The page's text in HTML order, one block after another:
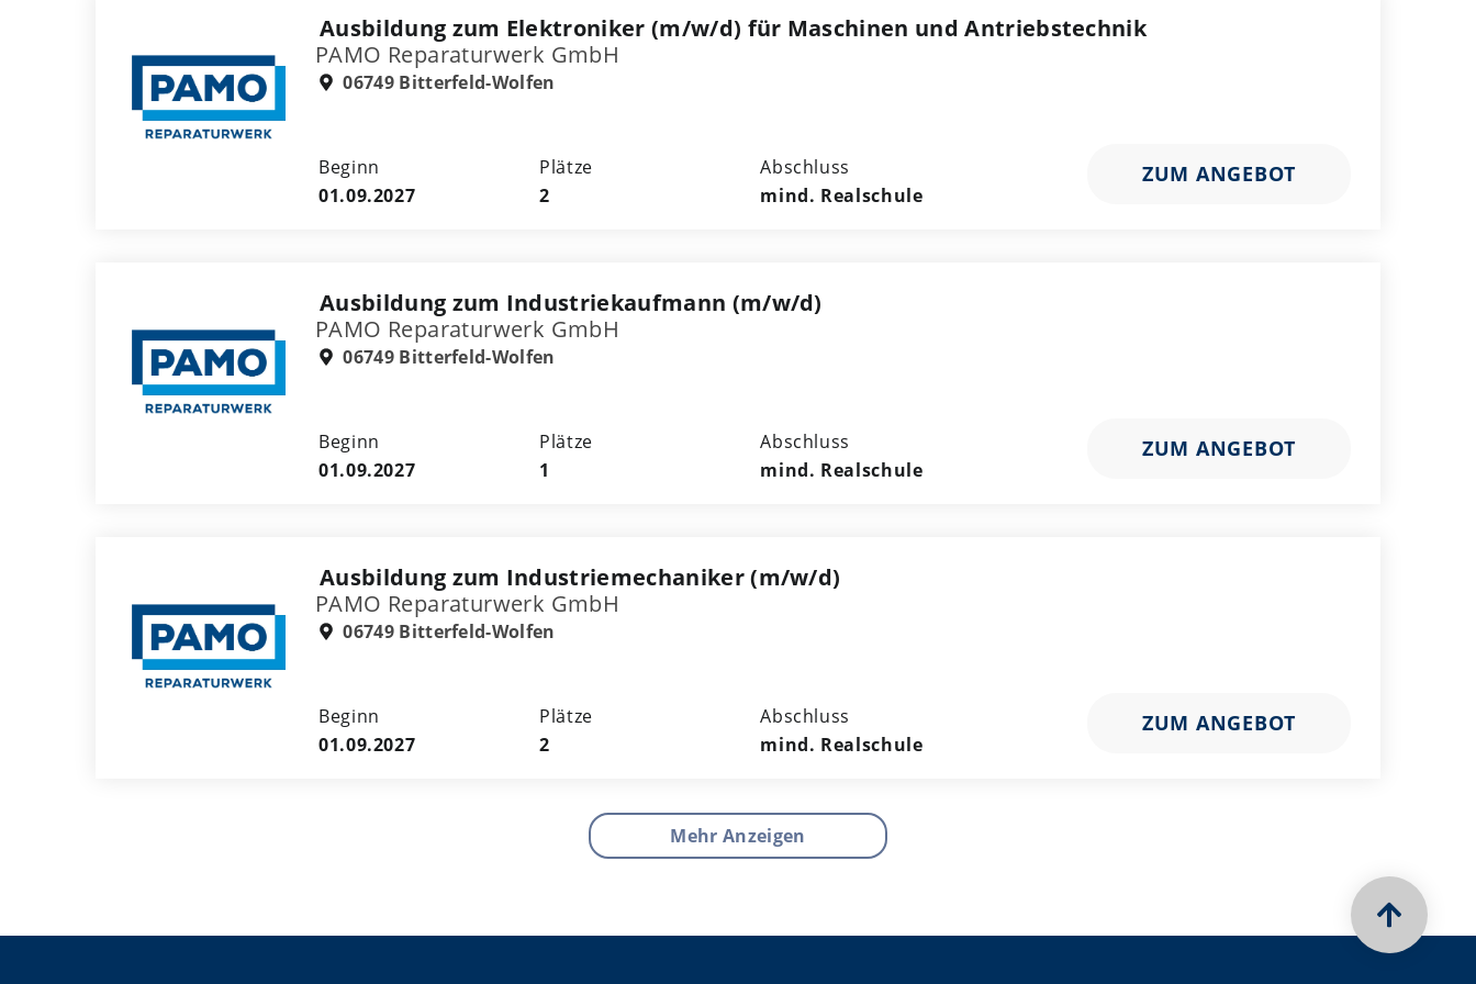
Ausbildung zum Elektroniker (m/w/d) für Maschinen und Antriebstechnik
PAMO Reparaturwerk GmbH
06749 Bitterfeld-Wolfen
Beginn
01.09.2027
Plätze
2
Abschluss
mind. Realschule
ZUM ANGEBOT
Ausbildung zum Industriekaufmann (m/w/d)
PAMO Reparaturwerk GmbH
06749 Bitterfeld-Wolfen
Beginn
01.09.2027
Plätze
1
Abschluss
mind. Realschule
ZUM ANGEBOT
Ausbildung zum Industriemechaniker (m/w/d)
PAMO Reparaturwerk GmbH
06749 Bitterfeld-Wolfen
Beginn
01.09.2027
Plätze
2
Abschluss
mind. Realschule
ZUM ANGEBOT
Mehr Anzeigen